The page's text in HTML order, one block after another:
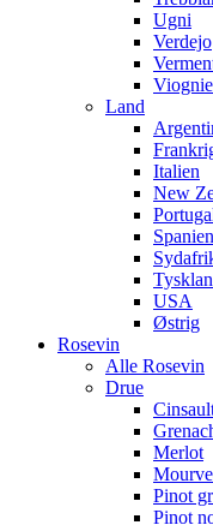
Ugni
Verdejo
Land
Italien
New
Spanien
USA
Østrig
Rosevin
Alle Rosevin
Drue
Merlot
Pinot
Pinot